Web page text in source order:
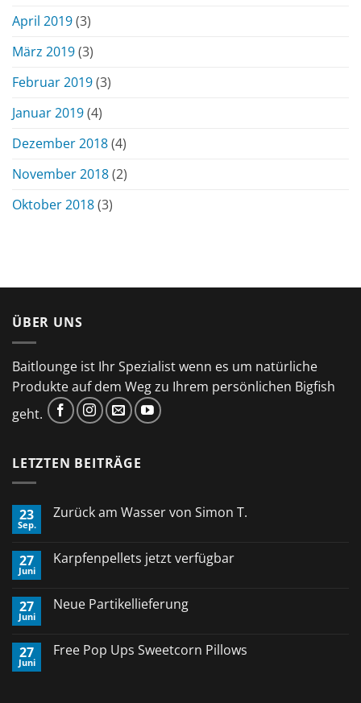
April 2019(3)
März 2019(3)
Februar 2019(3)
Januar 2019(4)
Dezember 2018(4)
November 2018(2)
Oktober 2018(3)
ÜBER UNS
Baitlounge ist Ihr Spezialist wenn es um natürliche
Produkte auf dem Weg zu Ihrem persönlichen Bigfish
geht.
LETZTEN BEITRÄGE
23
Sep.
Zurück am Wasser von Simon T.
Zurück
Simon
T.
27
Juni
Karpfenpellets jetzt verfügbar
Karpfenpellets
27
Juni
Neue Partikellieferung
Neue
27
Juni
Free Pop Ups Sweetcorn Pillows